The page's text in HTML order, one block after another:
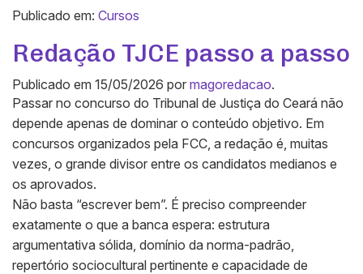
Publicado em: Cursos
Redação TJCE passo a passo
Publicado em 15/05/2026 por magoredacao.
Passar no concurso do Tribunal de Justiça do Ceará não
depende apenas de dominar o conteúdo objetivo. Em
concursos organizados pela FCC, a redação é, muitas
vezes, o grande divisor entre os candidatos medianos e
os aprovados.
Não basta “escrever bem”. É preciso compreender
exatamente o que a banca espera: estrutura
argumentativa sólida, domínio da norma-padrão,
repertório sociocultural pertinente e capacidade de